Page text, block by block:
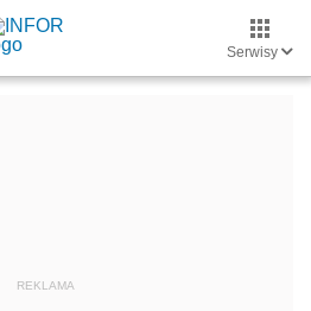
Serwisy